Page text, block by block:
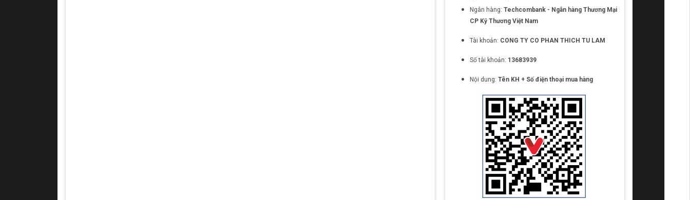
Ngân hàng: Techcombank - Ngân hàng Thương Mại
CP Kỹ Thương Việt Nam
Tài khoản: CONG TY CO PHAN THICH TU LAM
Số tài khoản: 13683939
Nội dung: Tên KH + Số điện thoại mua hàng